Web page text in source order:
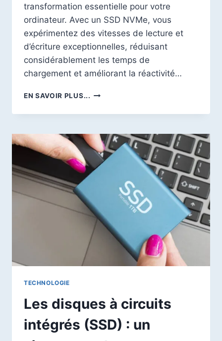
transformation essentielle pour votre
ordinateur. Avec un SSD NVMe, vous
expérimentez des vitesses de lecture et
d’écriture exceptionnelles, réduisant
considérablement les temps de
chargement et améliorant la réactivité…
EN SAVOIR PLUS... GUIDE
POUR
LE
SSD
NVME
PARFAIT
TECHNOLOGIE
Les disques à circuits
intégrés (SSD) : un